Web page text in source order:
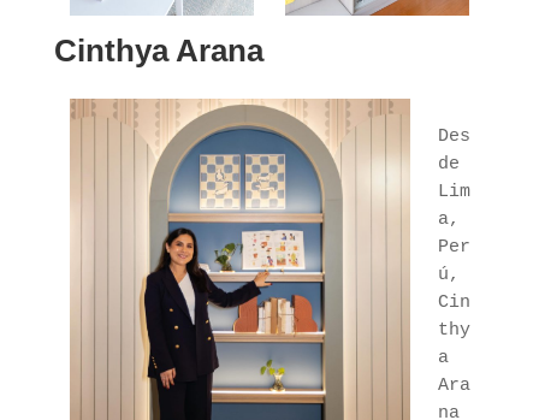
Cinthya Arana
Des
de
Lim
a,
Per
ú,
Cin
thy
a
Ara
na